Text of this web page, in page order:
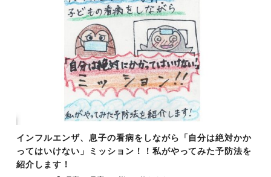
インフルエンザ、息子の看病をしながら「自分は絶対かか
ってはいけない」ミッション！！私がやってみた予防法を
紹介します！